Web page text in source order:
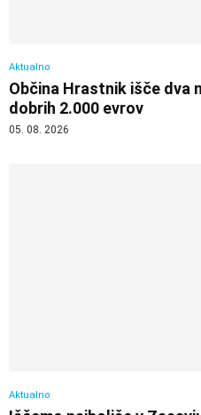
Aktualno
Občina Hrastnik išče dva
dobrih 2.000 evrov
05. 08. 2026
Aktualno